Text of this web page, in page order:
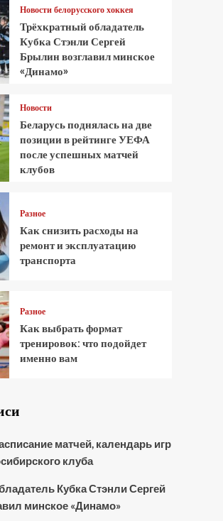
Новости белорусского хоккея
Трёхкратный обладатель
Кубка Стэнли Сергей
Брылин возглавил минское
«Динамо»
Новости
Беларусь поднялась на две
позиции в рейтинге УЕФА
после успешных матчей
клубов
Разное
Как снизить расходы на
ремонт и эксплуатацию
транспорта
Разное
Как выбрать формат
тренировок: что подойдет
именно вам
матчей, календарь игр
клуба
Кубка Стэнли Сергей
минское «Динамо»